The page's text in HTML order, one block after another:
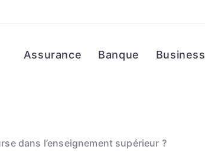
Assurance Banque Business
dans l’enseignement supérieur ?